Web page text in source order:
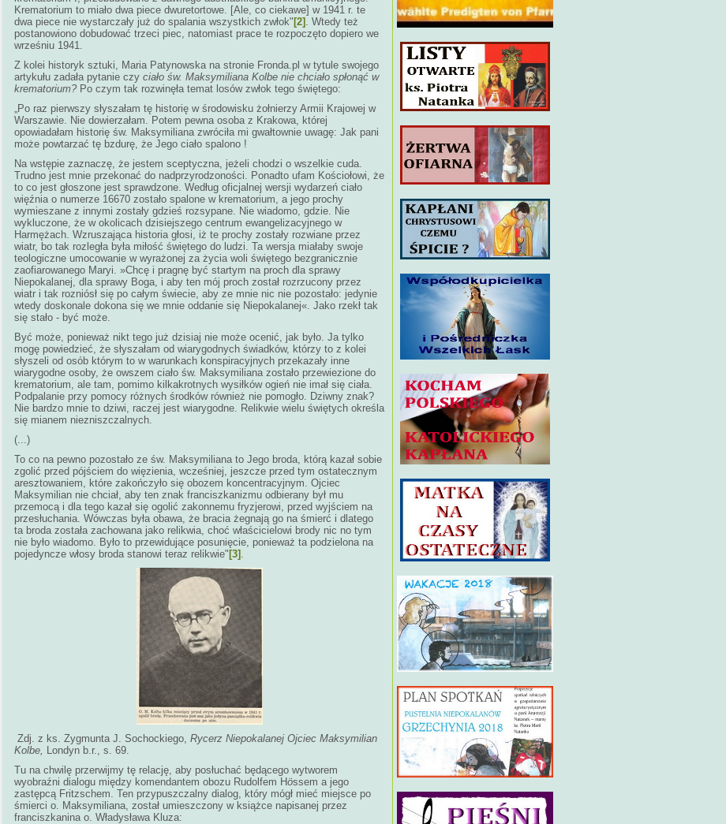
Krematorium to miało dwa piece dwuretortowe. [Ale, co ciekawe] w 1941 r. te
dwa piece nie wystarczały już do spalania wszystkich zwłok" [2] . Wtedy też
postanowiono dobudować trzeci piec, natomiast prace te rozpoczęto dopiero we
wrześniu 1941.
Z kolei historyk sztuki, Maria Patynowska na stronie Fronda.pl w tytule swojego
artykułu zadała pytanie czy ciało św. Maksymiliana Kolbe nie chciało spłonąć w
krematorium? Po czym tak rozwinęła temat losów zwłok tego świętego:
„Po raz pierwszy słyszałam tę historię w środowisku żołnierzy Armii Krajowej w
Warszawie. Nie dowierzałam. Potem pewna osoba z Krakowa, której
opowiadałam historię św. Maksymiliana zwróciła mi gwałtownie uwagę: Jak pani
może powtarzać tę bzdurę, że Jego ciało spalono !
Na wstępie zaznaczę, że jestem sceptyczna, jeżeli chodzi o wszelkie cuda.
Trudno jest mnie przekonać do nadprzyrodzoności. Ponadto ufam Kościołowi, że
to co jest głoszone jest sprawdzone. Według oficjalnej wersji wydarzeń ciało
więźnia o numerze 16670 zostało spalone w krematorium, a jego prochy
wymieszane z innymi zostały gdzieś rozsypane. Nie wiadomo, gdzie. Nie
wykluczone, że w okolicach dzisiejszego centrum ewangelizacyjnego w
Harmężach. Wzruszająca historia głosi, iż te prochy zostały rozwiane przez
wiatr, bo tak rozległa była miłość świętego do ludzi. Ta wersja miałaby swoje
teologiczne umocowanie w wyrażonej za życia woli świętego bezgranicznie
zaofiarowanego Maryi. »Chcę i pragnę być startym na proch dla sprawy
Niepokalanej, dla sprawy Boga, i aby ten mój proch został rozrzucony przez
wiatr i tak rozniósł się po całym świecie, aby ze mnie nic nie pozostało: jedynie
wtedy doskonale dokona się we mnie oddanie się Niepokalanej«. Jako rzekł tak
się stało - być może.
Być może, ponieważ nikt tego już dzisiaj nie może ocenić, jak było. Ja tylko
mogę powiedzieć, że słyszałam od wiarygodnych świadków, którzy to z kolei
słyszeli od osób którym to w warunkach konspiracyjnych przekazały inne
wiarygodne osoby, że owszem ciało św. Maksymiliana zostało przewiezione do
krematorium, ale tam, pomimo kilkakrotnych wysiłków ogień nie imał się ciała.
Podpalanie przy pomocy różnych środków również nie pomogło. Dziwny znak?
Nie bardzo mnie to dziwi, raczej jest wiarygodne. Relikwie wielu świętych określa
się mianem niezniszczalnych.
(...)
To co na pewno pozostało ze św. Maksymiliana to Jego broda, którą kazał sobie
zgolić przed pójściem do więzienia, wcześniej, jeszcze przed tym ostatecznym
aresztowaniem, które zakończyło się obozem koncentracyjnym. Ojciec
Maksymilian nie chciał, aby ten znak franciszkanizmu odbierany był mu
przemocą i dla tego kazał się ogolić zakonnemu fryzjerowi, przed wyjściem na
przesłuchania. Wówczas była obawa, że bracia żegnają go na śmierć i dlatego
ta broda została zachowana jako relikwia, choć właścicielowi brody nic no tym
nie było wiadomo. Było to przewidujące posunięcie, ponieważ ta podzielona na
pojedyncze włosy broda stanowi teraz relikwie" [3] .
Zdj. z ks. Zygmunta J. Sochockiego, Rycerz Niepokalanej Ojciec Maksymilian
Kolbe, Londyn b.r., s. 69.
Tu na chwilę przerwijmy tę relację, aby posłuchać będącego wytworem
wyobraźni dialogu między komendantem obozu Rudolfem Hössem a jego
zastępcą Fritzschem. Ten przypuszczalny dialog, który mógł mieć miejsce po
śmierci o. Maksymiliana, został umieszczony w książce napisanej przez
franciszkanina o. Władysława Kluza: